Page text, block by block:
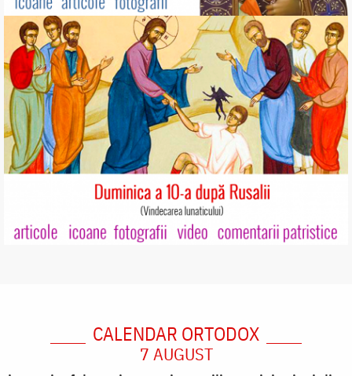
CALENDAR ORTODOX
7 AUGUST